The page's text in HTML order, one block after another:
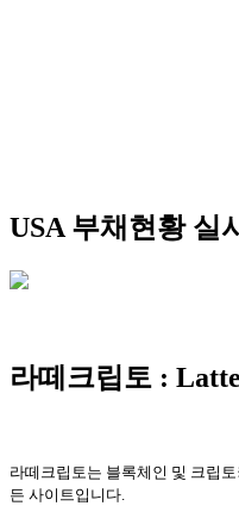
USA 부채현황 실
라떼크립토 :
라떼크립토는 블록체인 및 크립
든 사이트입니다.